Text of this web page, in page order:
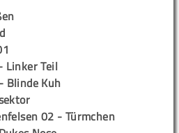
Linker Teil
Blinde Kuh
02 - Türmchen